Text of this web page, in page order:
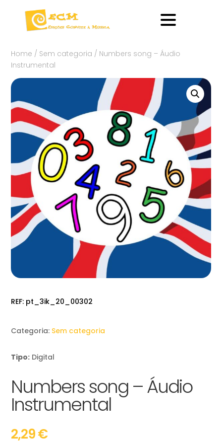
Home / Sem categoria / Numbers song – Áudio
Instrumental
REF: pt_3ik_20_00302
Categoria: Sem categoria
Tipo: Digital
Numbers song – Áudio
Instrumental
2,29€